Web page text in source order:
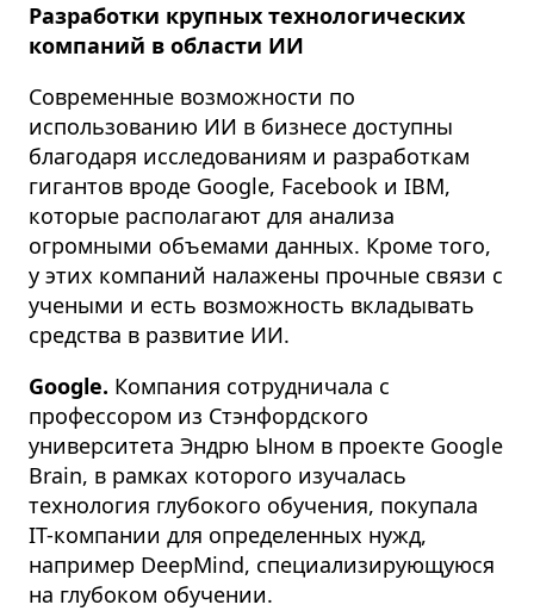
Разработки крупных технологических
компаний в области ИИ
Современные возможности по
использованию ИИ в бизнесе доступны
благодаря исследованиям и разработкам
гигантов вроде Google, Facebook и IBM,
которые располагают для анализа
огромными объемами данных. Кроме того,
у этих компаний налажены прочные связи с
учеными и есть возможность вкладывать
средства в развитие ИИ.
Google. Компания сотрудничала с
профессором из Стэнфордского
университета Эндрю Ыном в проекте Google
Brain, в рамках которого изучалась
технология глубокого обучения, покупала
IT-компании для определенных нужд,
например DeepMind, специализирующуюся
на глубоком обучении.